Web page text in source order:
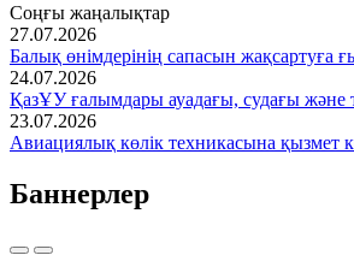
Соңғы жаңалықтар
27.07.2026
Балық өнімдерінің сапасын жақсартуға
24.07.2026
ҚазҰУ ғалымдары ауадағы, судағы және
23.07.2026
Авиациялық көлік техникасына қызмет
Баннерлер